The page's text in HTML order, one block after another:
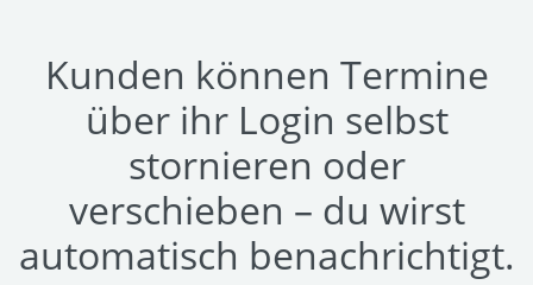
Kunden können Termine
über ihr Login selbst
stornieren oder
verschieben – du wirst
automatisch benachrichtigt.